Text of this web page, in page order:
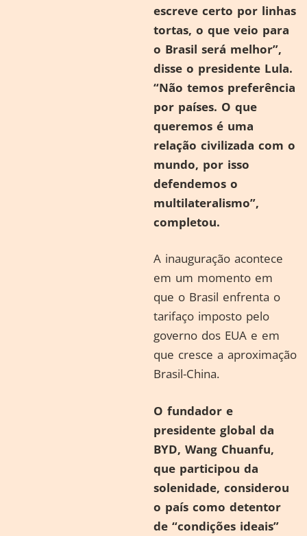
escreve certo por linhas
tortas, o que veio para
o Brasil será melhor”,
disse o presidente Lula.
“Não temos preferência
por países. O que
queremos é uma
relação civilizada com o
mundo, por isso
defendemos o
multilateralismo”,
completou.
A inauguração acontece
em um momento em
que o Brasil enfrenta o
tarifaço imposto pelo
governo dos EUA e em
que cresce a aproximação
Brasil-China.
O fundador e
presidente global da
BYD, Wang Chuanfu,
que participou da
solenidade, considerou
o país como detentor
de “condições ideais”